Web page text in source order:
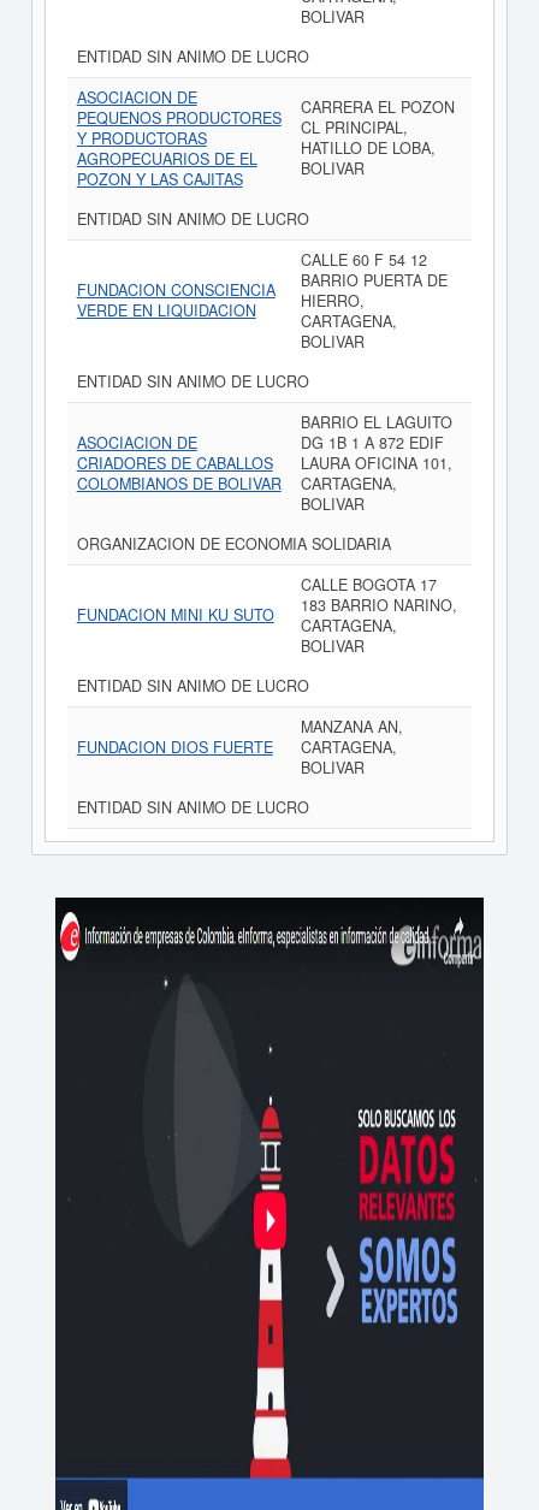
BOLIVAR
ENTIDAD SIN ANIMO DE LUCRO
ASOCIACION DE
PEQUENOS PRODUCTORES
Y PRODUCTORAS
AGROPECUARIOS DE EL
POZON Y LAS CAJITAS
CARRERA EL POZON
CL PRINCIPAL,
HATILLO DE LOBA,
BOLIVAR
ENTIDAD SIN ANIMO DE LUCRO
FUNDACION CONSCIENCIA
VERDE EN LIQUIDACION
CALLE 60 F 54 12
BARRIO PUERTA DE
HIERRO,
CARTAGENA,
BOLIVAR
ENTIDAD SIN ANIMO DE LUCRO
ASOCIACION DE
CRIADORES DE CABALLOS
COLOMBIANOS DE BOLIVAR
BARRIO EL LAGUITO
DG 1B 1 A 872 EDIF
LAURA OFICINA 101,
CARTAGENA,
BOLIVAR
ORGANIZACION DE ECONOMIA SOLIDARIA
FUNDACION MINI KU SUTO
CALLE BOGOTA 17
183 BARRIO NARINO,
CARTAGENA,
BOLIVAR
ENTIDAD SIN ANIMO DE LUCRO
FUNDACION DIOS FUERTE
MANZANA AN,
CARTAGENA,
BOLIVAR
ENTIDAD SIN ANIMO DE LUCRO